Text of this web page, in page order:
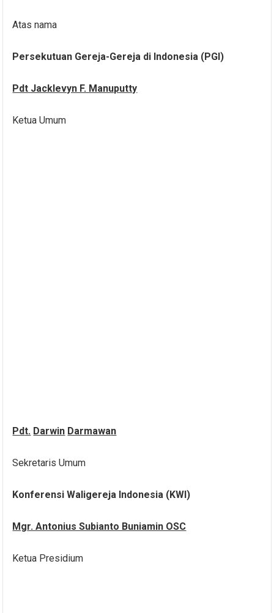
Atas nama
Persekutuan Gereja-Gereja di Indonesia (PGI)
Pdt Jacklevyn F. Manuputty
Ketua Umum
Pdt. Darwin Darmawan
Sekretaris Umum
Konferensi Waligereja Indonesia (KWI)
Mgr. Antonius Subianto Buniamin OSC
Ketua Presidium